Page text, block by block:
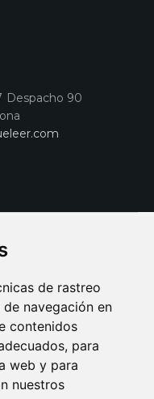
de rastreo
navegación en
contenidos
para
web y para
nuestros
Despacho 90
POLITICA DE PRIVACIDAD
SORTEO-PREESTRENOS